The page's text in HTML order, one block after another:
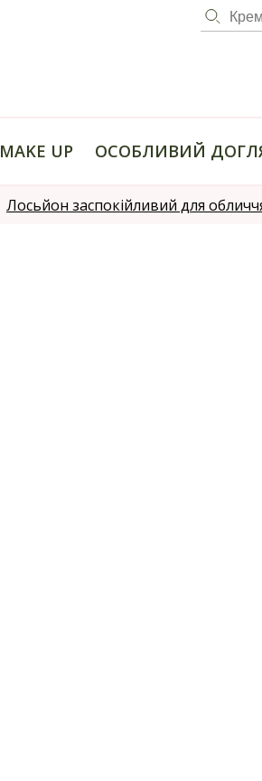
MAKE UP ОСОБЛИВИЙ
Лосьйон заспокійливий для